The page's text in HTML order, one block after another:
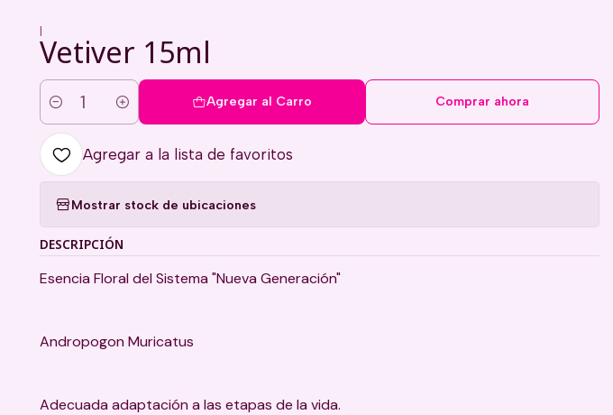
|
Vetiver 15ml
Cantidad
Agregar al Carro Comprar ahora
Agregar a la lista de favoritos
Mostrar stock de ubicaciones
DESCRIPCIÓN
Esencia Floral del Sistema "Nueva Generación"
Andropogon Muricatus
Adecuada adaptación a las etapas de la vida.